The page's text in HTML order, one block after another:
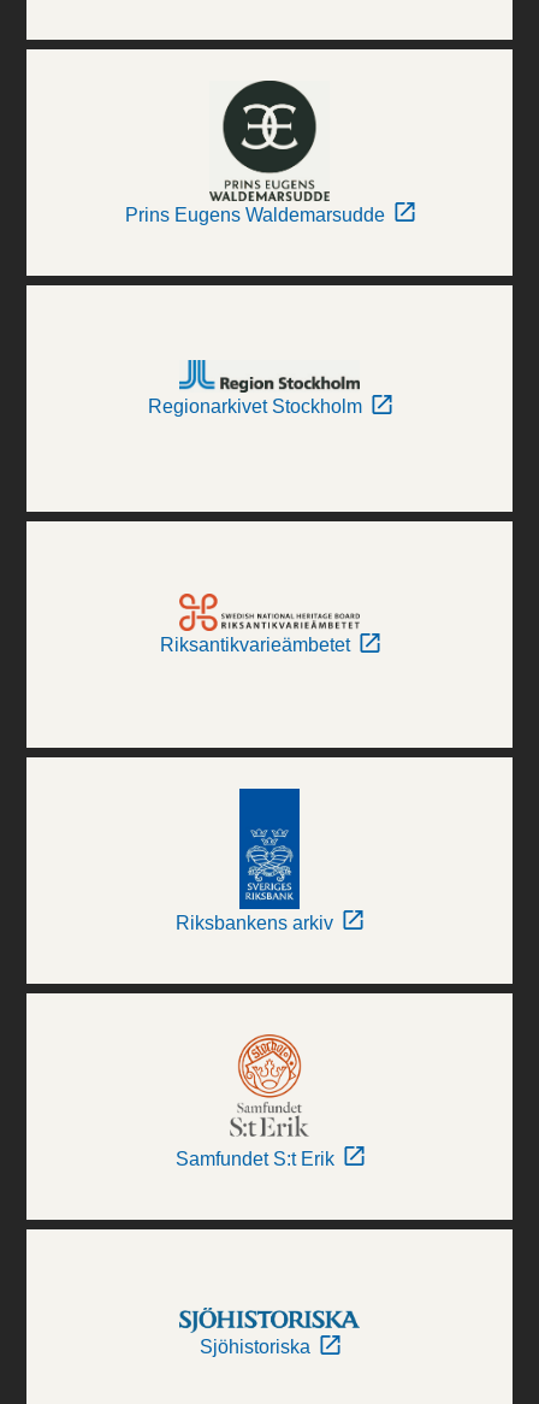
Prins Eugens Waldemarsudde
Regionarkivet Stockholm
Riksantikvarieämbetet
Riksbankens arkiv
Samfundet S:t Erik
Sjöhistoriska